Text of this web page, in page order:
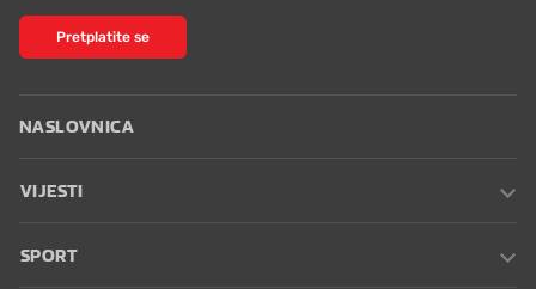
Pretplatite se
NASLOVNICA
VIJESTI
SPORT